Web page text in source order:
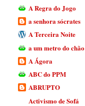
A Regra do Jogo
a senhora sócrates
A Terceira Noite
a um metro do chão
A Ágora
ABC do PPM
ABRUPTO
Activismo de Sofá